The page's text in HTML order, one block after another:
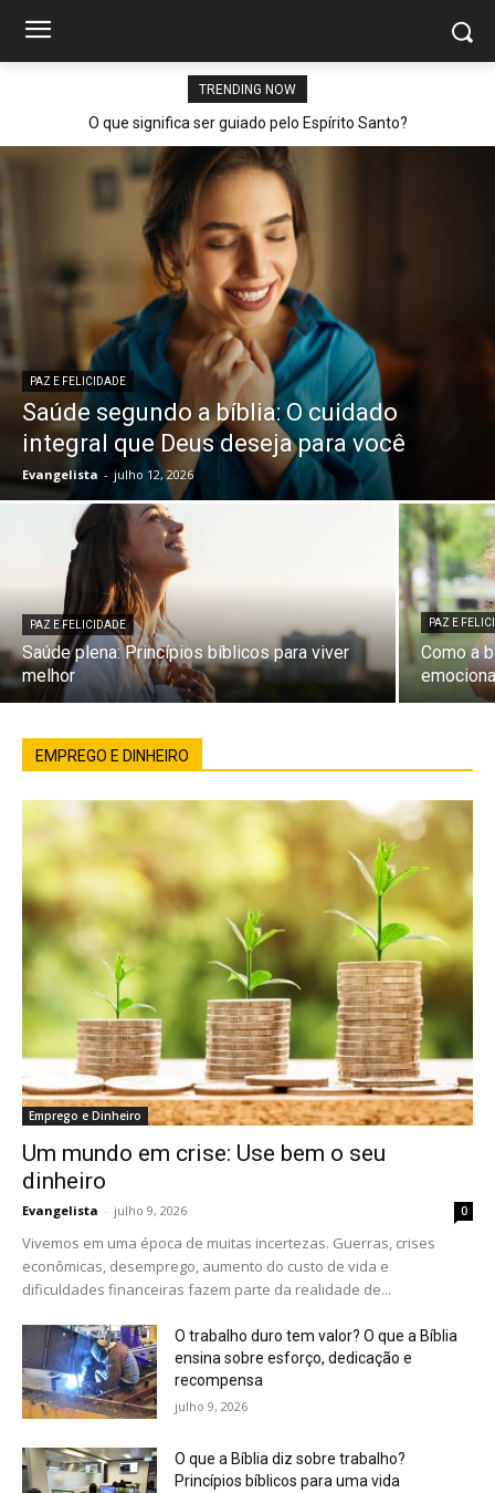
TRENDING NOW
O que significa ser guiado pelo Espírito Santo?
PAZ E FELICIDADE
Saúde segundo a bíblia: O cuidado
integral que Deus deseja para você
Evangelista - julho 12, 2026
PAZ E FELICIDADE
Saúde plena: Princípios bíblicos para viver
melhor
PAZ E
Como a
EMPREGO E DINHEIRO
Emprego e Dinheiro
Um mundo em crise: Use bem o seu
dinheiro
Evangelista - julho 9, 2026 0
Vivemos em uma época de muitas incertezas. Guerras, crises
econômicas, desemprego, aumento do custo de vida e
dificuldades financeiras fazem parte da realidade de...
O trabalho duro tem valor? O que a Bíblia
ensina sobre esforço, dedicação e
recompensa
julho 9, 2026
O que a Bíblia diz sobre trabalho?
Princípios bíblicos para uma vida